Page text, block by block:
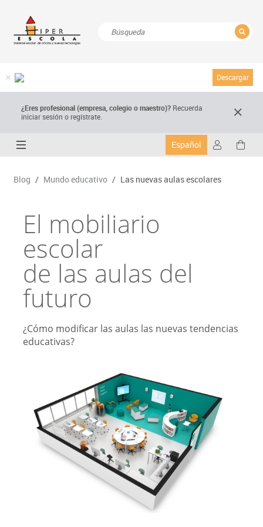
Descargar
¿Eres profesional (empresa, colegio o maestro)? Recuerda
iniciar sesión o regístrate.
Español
Blog / Mundo educativo / Las nuevas aulas escolares
El mobiliario
escolar
de las aulas del
futuro
¿Cómo modificar las aulas las nuevas tendencias
educativas?